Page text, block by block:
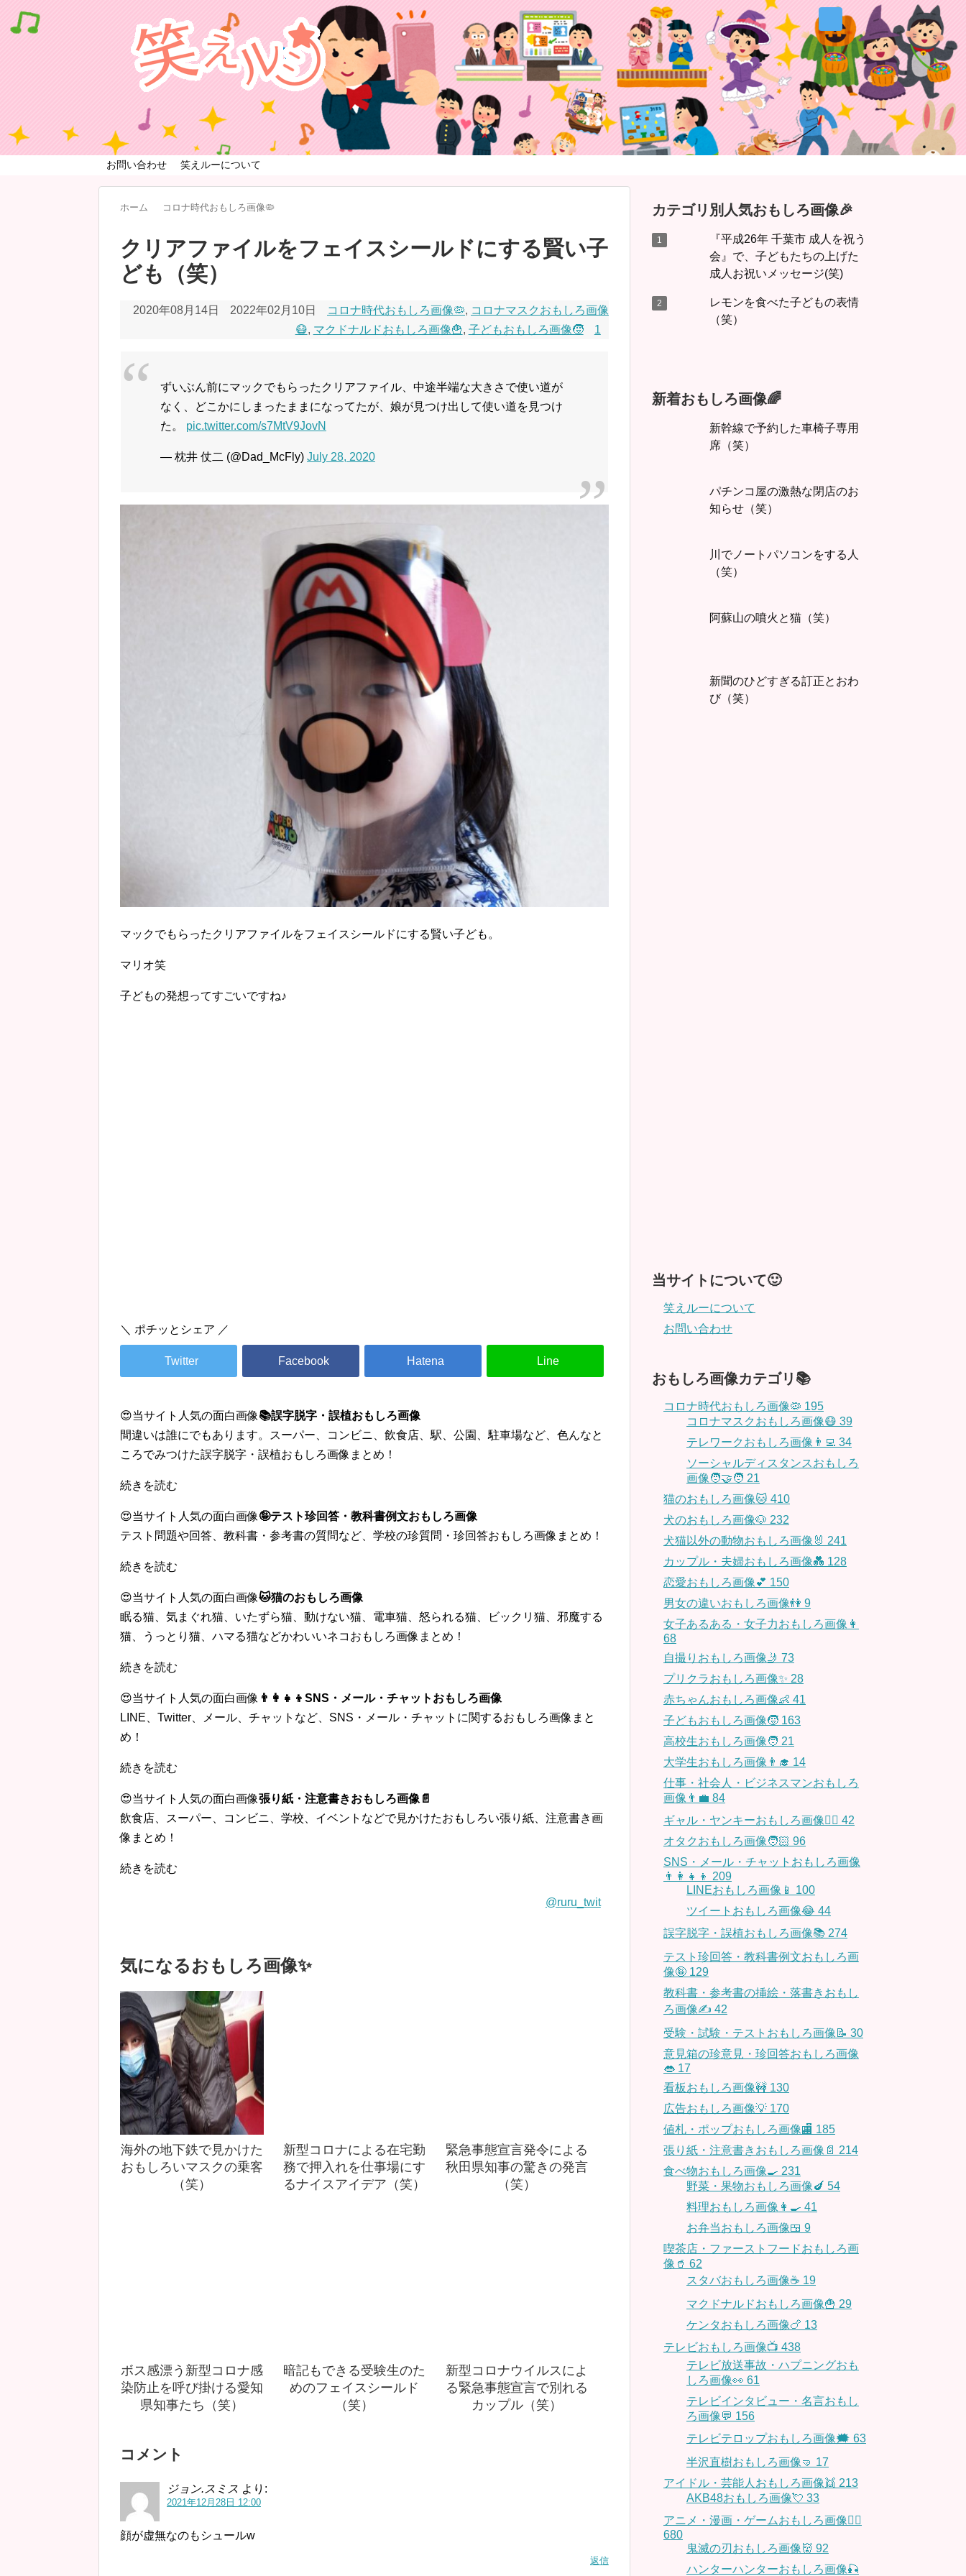
お問い合わせ 笑えルーについて
ホーム コロナ時代おもしろ画像🦠
クリアファイルをフェイスシールドにする賢い子
ども（笑）
2020年08月14日 2022年02月10日 コロナ時代おもしろ画像🦠, コロナマスクおもしろ画像
😷, マクドナルドおもしろ画像🍟, 子どもおもしろ画像🧒 1
ずいぶん前にマックでもらったクリアファイル、中途半端な大きさで使い道が
なく、どこかにしまったままになってたが、娘が見つけ出して使い道を見つけ
た。 pic.twitter.com/s7MtV9JovN
— 枕井 仗二 (@Dad_McFly) July 28, 2020
マックでもらったクリアファイルをフェイスシールドにする賢い子ども。
マリオ笑
子どもの発想ってすごいですね♪
＼ ポチッとシェア ／
😍当サイト人気の面白画像📚誤字脱字・誤植おもしろ画像
間違いは誰にでもあります。スーパー、コンビニ、飲食店、駅、公園、駐車場など、色んなと
ころでみつけた誤字脱字・誤植おもしろ画像まとめ！
続きを読む
😍当サイト人気の面白画像🤪テスト珍回答・教科書例文おもしろ画像
テスト問題や回答、教科書・参考書の質問など、学校の珍質問・珍回答おもしろ画像まとめ！
続きを読む
😍当サイト人気の面白画像🐱猫のおもしろ画像
眠る猫、気まぐれ猫、いたずら猫、動けない猫、電車猫、怒られる猫、ビックリ猫、邪魔する
猫、うっとり猫、ハマる猫などかわいいネコおもしろ画像まとめ！
続きを読む
😍当サイト人気の面白画像 👨‍👩‍👧‍👦SNS・メール・チャットおもしろ画像
LINE、Twitter、メール、チャットなど、SNS・メール・チャットに関するおもしろ画像まと
め！
続きを読む
😍当サイト人気の面白画像張り紙・注意書きおもしろ画像📄
飲食店、スーパー、コンビニ、学校、イベントなどで見かけたおもしろい張り紙、注意書き画
像まとめ！
続きを読む
@ruru_twit
気になるおもしろ画像✨
海外の地下鉄で見かけた
おもしろいマスクの乗客
（笑）
新型コロナによる在宅勤
務で押入れを仕事場にす
るナイスアイデア（笑）
緊急事態宣言発令による
秋田県知事の驚きの発言
（笑）
ボス感漂う新型コロナ感
染防止を呼び掛ける愛知
県知事たち（笑）
暗記もできる受験生のた
めのフェイスシールド
（笑）
新型コロナウイルスによ
る緊急事態宣言で別れる
カップル（笑）
コメント
ジョン.スミス より:
2021年12月28日 12:00
顔が虚無なのもシュールw
返信
カテゴリ別人気おもしろ画像🎉
『平成26年 千葉市 成人を祝う
会』で、子どもたちの上げた
成人お祝いメッセージ(笑)
レモンを食べた子どもの表情
（笑）
新着おもしろ画像🌈
新幹線で予約した車椅子専用
席（笑）
パチンコ屋の激熱な閉店のお
知らせ（笑）
川でノートパソコンをする人
（笑）
阿蘇山の噴火と猫（笑）
新聞のひどすぎる訂正とおわ
び（笑）
当サイトについて🙂
笑えルーについて
お問い合わせ
おもしろ画像カテゴリ📚
コロナ時代おもしろ画像🦠 195
コロナマスクおもしろ画像😷 39
テレワークおもしろ画像👨‍💻 34
ソーシャルディスタンスおもしろ
画像🧑‍🤝‍🧑 21
猫のおもしろ画像🐱 410
犬のおもしろ画像🐶 232
犬猫以外の動物おもしろ画像🐰 241
カップル・夫婦おもしろ画像💑 128
恋愛おもしろ画像💕 150
男女の違いおもしろ画像👫 9
女子あるある・女子力おもしろ画像👩
68
自撮りおもしろ画像🤳 73
プリクラおもしろ画像✨ 28
赤ちゃんおもしろ画像👶 41
子どもおもしろ画像🧒 163
高校生おもしろ画像🧑 21
大学生おもしろ画像👨‍🎓 14
仕事・社会人・ビジネスマンおもしろ
画像👨‍💼 84
ギャル・ヤンキーおもしろ画像👱‍♀️ 42
オタクおもしろ画像🧑🏻 96
SNS・メール・チャットおもしろ画像
👨‍👩‍👧‍👦 209
LINEおもしろ画像📱 100
ツイートおもしろ画像😂 44
誤字脱字・誤植おもしろ画像📚 274
テスト珍回答・教科書例文おもしろ画
像🤪 129
教科書・参考書の挿絵・落書きおもし
ろ画像✍️ 42
受験・試験・テストおもしろ画像📝 30
意見箱の珍意見・珍回答おもしろ画像
👄 17
看板おもしろ画像🚧 130
広告おもしろ画像💡 170
値札・ポップおもしろ画像🏬 185
張り紙・注意書きおもしろ画像📄 214
食べ物おもしろ画像🍳 231
野菜・果物おもしろ画像🍆 54
料理おもしろ画像👩‍🍳 41
お弁当おもしろ画像🍱 9
喫茶店・ファーストフードおもしろ画
像🥤 62
スタバおもしろ画像☕️ 19
マクドナルドおもしろ画像🍟 29
ケンタおもしろ画像🍗 13
テレビおもしろ画像📺 438
テレビ放送事故・ハプニングおも
しろ画像👀 61
テレビインタビュー・名言おもし
ろ画像💬 156
テレビテロップおもしろ画像🗯 63
半沢直樹おもしろ画像🤜 17
アイドル・芸能人おもしろ画像👯 213
AKB48おもしろ画像💘 33
アニメ・漫画・ゲームおもしろ画像🧚‍♀️
680
鬼滅の刃おもしろ画像👹 92
ハンターハンターおもしろ画像🎣